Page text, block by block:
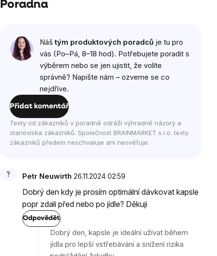
Poradna
diskuzí
Náštým produktových poradců je tu pro
vás (Po–Pá, 8–18 hod). Potřebujete poradit s
výběrem nebo se jen ujistit, že volíte
správně? Napište nám – ozveme se co
nejdříve.
Přidat komentář
Texty od zákazníků v poradně odráží výhradně názory a
stanoviska zákazníků. Společnost BRAINMARKET s.r.o. texty
zákazníků předem neschvaluje ani neověřuje.
Petr Neuwirth 26.11.2024 02:59
Dobrý den kdy je prosím optimální dávkovat kapsle
popr zdali před nebo po jídle? Děkuji
Odpovědět
Dobrý den, kapsle je ideální užívat během
jídla pro lepší vstřebávání a snížení rizika